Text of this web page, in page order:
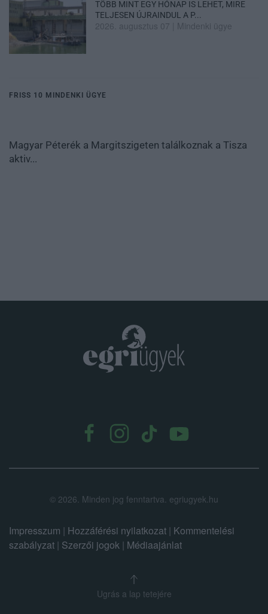
TÖBB MINT EGY HÓNAP IS LEHET, MIRE
TELJESEN ÚJRAINDUL A P...
2026. augusztus 07 Mindenki ügye
FRISS 10 MINDENKI ÜGYE
Magyar Péterék a Margitszigeten találkoznak a Tisza
aktiv...
© 2026. Minden jog fenntartva. egriugyek.hu
Impresszum | Hozzáférési nyilatkozat | Kommentelési
szabályzat | Szerzői jogok | Médiaajánlat
Ugrás a lap tetejére